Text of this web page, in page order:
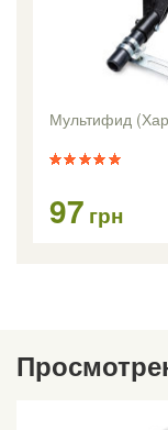
Мультифид
97 грн